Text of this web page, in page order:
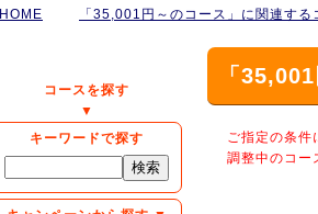
HOME 「35,001円～のコース」に関連する
コースを探す
▼
キーワードで探す
「
ご指定の条件
調整中のコー